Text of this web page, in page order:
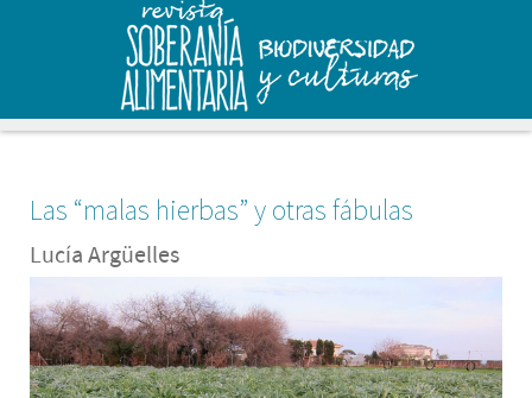
Las “malas hierbas” y otras fábulas
Lucía Argüelles